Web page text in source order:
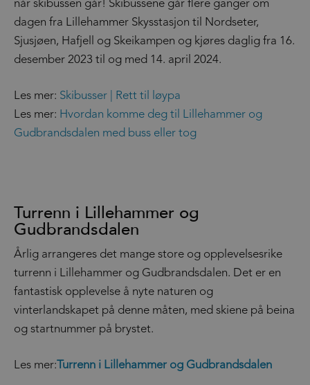
når skibussen går! Skibussene går flere ganger om
dagen fra Lillehammer Skysstasjon til Nordseter,
Sjusjøen, Hafjell og Skeikampen og kjøres daglig fra 16.
desember 2023 til og med 14. april 2024.
Les mer: Skibusser | Rett til løypa
Les mer: Hvordan komme deg til Lillehammer og
Gudbrandsdalen med buss eller tog
Turrenn i Lillehammer og
Gudbrandsdalen
Årlig arrangeres det mange store og opplevelsesrike
turrenn i Lillehammer og Gudbrandsdalen. Det er en
fantastisk opplevelse å nyte naturen og
vinterlandskapet på denne måten, med skiene på beina
og startnummer på brystet.
Les mer: Turrenn i Lillehammer og Gudbrandsdalen